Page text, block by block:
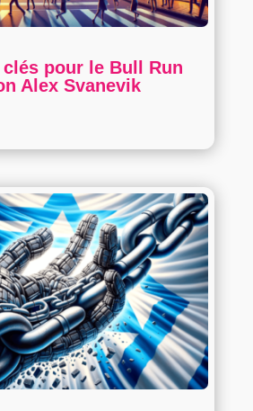
pour le Bull Run
Alex Svanevik